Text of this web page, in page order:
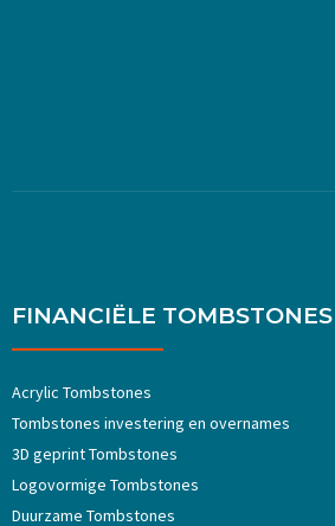
FINANCIËLE TOMBSTONES
Acrylic Tombstones
Tombstones investering en overnames
3D geprint Tombstones
Logovormige Tombstones
Duurzame Tombstones